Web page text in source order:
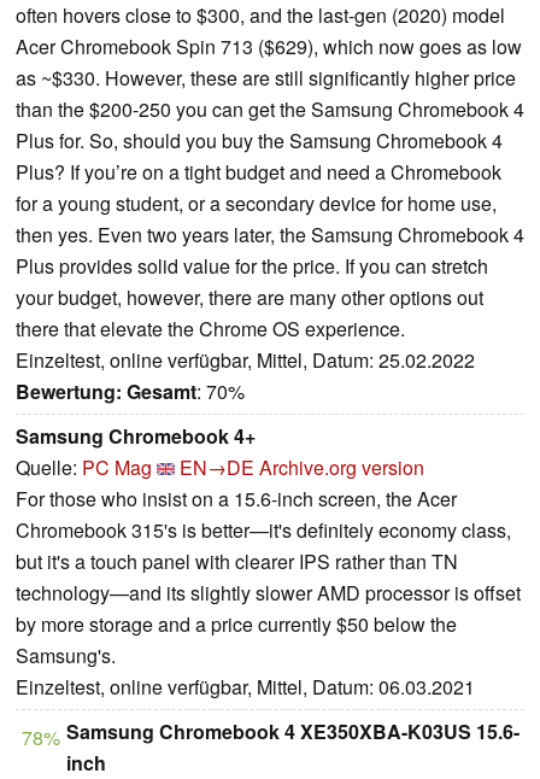
often hovers close to $300, and the last-gen (2020) model
Acer Chromebook Spin 713 ($629), which now goes as low
as ~$330. However, these are still significantly higher price
than the $200-250 you can get the Samsung Chromebook 4
Plus for. So, should you buy the Samsung Chromebook 4
Plus? If you’re on a tight budget and need a Chromebook
for a young student, or a secondary device for home use,
then yes. Even two years later, the Samsung Chromebook 4
Plus provides solid value for the price. If you can stretch
your budget, however, there are many other options out
there that elevate the Chrome OS experience.
Einzeltest, online verfügbar, Mittel, Datum: 25.02.2022
Bewertung: Gesamt: 70%
Samsung Chromebook 4+
Quelle: PC Mag EN→DE Archive.org version
For those who insist on a 15.6-inch screen, the Acer
Chromebook 315's is better—it's definitely economy class,
but it's a touch panel with clearer IPS rather than TN
technology—and its slightly slower AMD processor is offset
by more storage and a price currently $50 below the
Samsung's.
Einzeltest, online verfügbar, Mittel, Datum: 06.03.2021
78% Samsung Chromebook 4 XE350XBA-K03US 15.6-
inch